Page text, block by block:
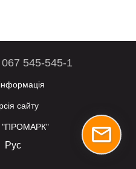
067 545-545-1
сайту
"ПРОМАРК"
Рус